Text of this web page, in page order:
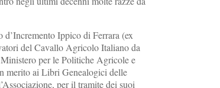
Ippico di Ferrara (ex
del Cavallo Agricolo Italiano da
per le Politiche Agricole e
merito ai Libri Genealogici delle
per il tramite dei suoi